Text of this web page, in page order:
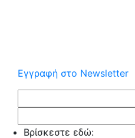
Εγγραφή στο Newsletter
Βρίσκεστε εδώ: